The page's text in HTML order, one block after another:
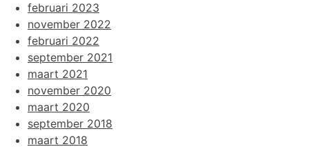
februari 2023
november 2022
februari 2022
september 2021
maart 2021
november 2020
maart 2020
september 2018
maart 2018